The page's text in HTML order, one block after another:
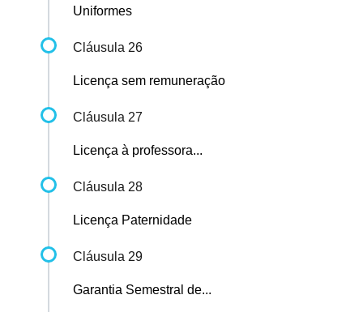
Uniformes
Cláusula 26
Licença sem remuneração
Cláusula 27
Licença à professora...
Cláusula 28
Licença Paternidade
Cláusula 29
Garantia Semestral de...